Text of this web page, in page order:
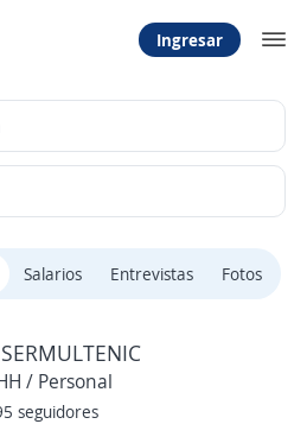
Ingresar
Salarios Entrevistas Fotos
/ Personal
seguidores